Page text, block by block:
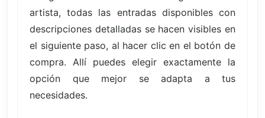
artista, todas las entradas disponibles con
descripciones detalladas se hacen visibles en
el siguiente paso, al hacer clic en el botón de
compra. Allí puedes elegir exactamente la
opción que mejor se adapta a tus
necesidades.